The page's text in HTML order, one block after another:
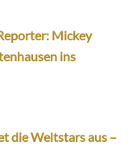
Mickey
ins
die Weltstars aus –